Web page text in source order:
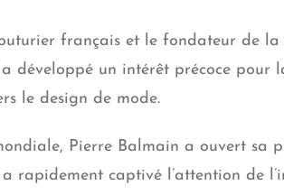
français et le fondateur de
développé un intérêt précoce pour
le design de mode.
Pierre Balmain a ouvert sa
rapidement captivé l’attention de